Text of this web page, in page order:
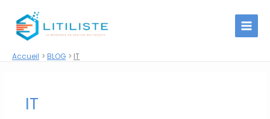
contenu
Accueil BLOG IT
IT